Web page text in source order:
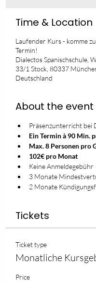
Time & Location
Laufender Kurs - komme
Termin!
Dialectos Spanischschule,
33/1 Stock, 80337
Deutschland
About the event
Präsenzunterricht bei
Ein Termin à 90 Min.
Max. 8 Personen pro
102€ pro Monat
Keine Anmeldegebühr
3 Monate
2 Monate
Tickets
Ticket type
Monatliche
Price